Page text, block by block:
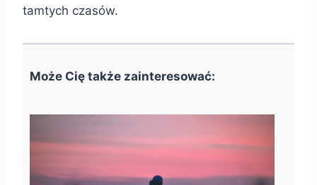
tamtych czasów.
Może Cię także zainteresować: